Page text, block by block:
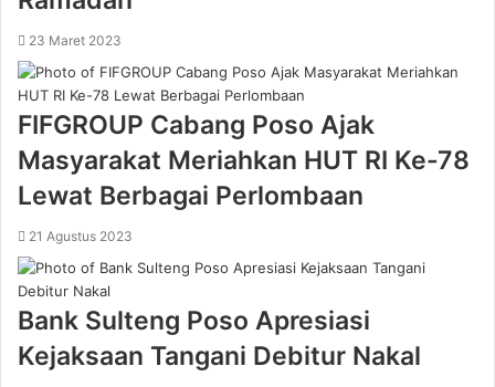
23 Maret 2023
FIFGROUP Cabang Poso Ajak
Masyarakat Meriahkan HUT RI Ke-78
Lewat Berbagai Perlombaan
21 Agustus 2023
Bank Sulteng Poso Apresiasi
Kejaksaan Tangani Debitur Nakal